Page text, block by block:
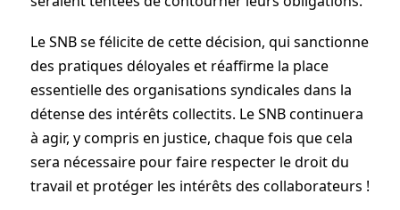
Le SNB se félicite de cette décision, qui sanctionne
des pratiques déloyales et réaffirme la place
essentielle des organisations syndicales dans la
détense des intérêts collectits. Le SNB continuera
à agir, y compris en justice, chaque fois que cela
sera nécessaire pour faire respecter le droit du
travail et protéger les intérêts des collaborateurs !